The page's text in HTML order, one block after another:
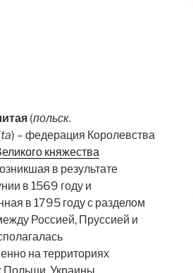
(польск.
) – федерация Королевства
княжества
в результате
в 1569 году и
в 1795 году с разделом
Россией, Пруссией и
на территориях